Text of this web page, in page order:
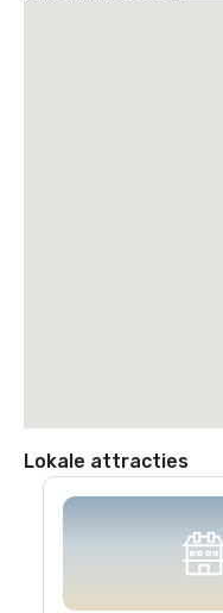
Lokale attracties